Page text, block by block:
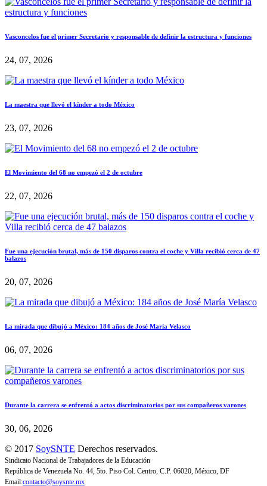
Vasconcelos fue el primer Secretario y responsable de definir la estructura y funciones
24, 07, 2026
La maestra que llevó el kínder a todo México
23, 07, 2026
El Movimiento del 68 no empezó el 2 de octubre
22, 07, 2026
Fue una ejecución brutal, más de 150 disparos contra el coche y Villa recibió cerca de 47
balazos
20, 07, 2026
La mirada que dibujó a México: 184 años de José María Velasco
06, 07, 2026
Durante la carrera se enfrentó a actos discriminatorios por sus compañeros varones
30, 06, 2026
© 2017 SoySNTE Derechos reservados.
Sindicato Nacional de Trabajadores de la Educación
República de Venezuela No. 44, 5to. Piso Col. Centro, C.P. 06020, México, DF
Email:contacto@soysnte.mx